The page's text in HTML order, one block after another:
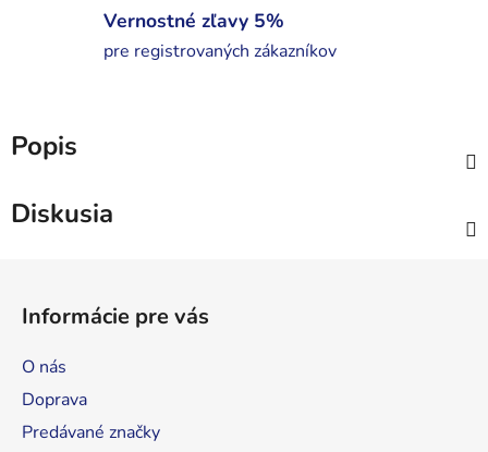
Vernostné zľavy 5%
pre registrovaných zákazníkov
Popis
Diskusia
Informácie pre vás
O nás
Doprava
Predávané značky